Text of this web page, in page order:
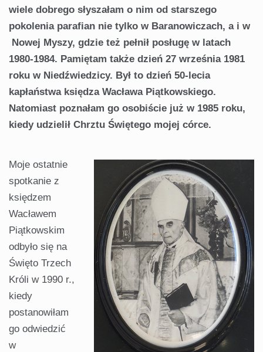
wiele dobrego słyszałam o nim od starszego
pokolenia parafian nie tylko w Baranowiczach, a i w
Nowej Myszy, gdzie też pełnił posługę w latach
1980-1984. Pamiętam także dzień 27 września 1981
roku w Niedźwiedzicy. Był to dzień 50-lecia
kapłaństwa księdza Wacława Piątkowskiego.
Natomiast poznałam go osobiście już w 1985 roku,
kiedy udzielił Chrztu Świętego mojej córce.
Moje ostatnie
spotkanie z
księdzem
Wacławem
Piątkowskim
odbyło się na
Święto Trzech
Króli w 1990 r.,
kiedy
postanowiłam
go odwiedzić
w